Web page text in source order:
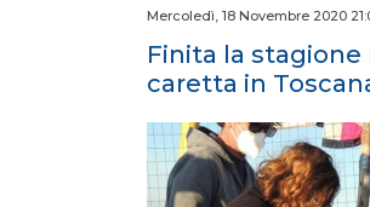
Mercoledì, 18 Novembre 2020
Finita la
caretta in